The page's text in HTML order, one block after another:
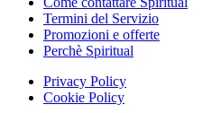
Termini del Servizio
Promozioni e offerte
Perchè Spiritual
Privacy Policy
Cookie Policy